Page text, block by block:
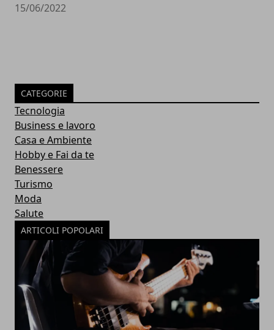
15/06/2022
CATEGORIE
Tecnologia
Business e lavoro
Casa e Ambiente
Hobby e Fai da te
Benessere
Turismo
Moda
Salute
ARTICOLI POPOLARI